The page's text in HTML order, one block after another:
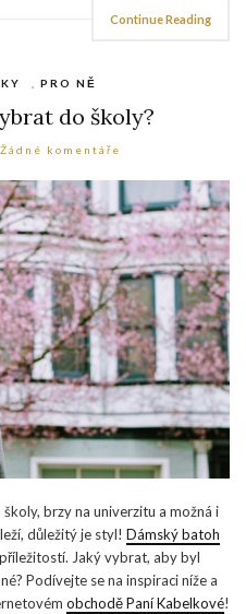
Continue Reading
PRO NĚ
do školy?
Žádné komentáře
brzy na univerzitu a možná i
důležitý je styl! Dámský batoh
Jaký vybrat, aby byl
Podívejte se na inspiraci níže a
obchodě Paní Kabelkové!